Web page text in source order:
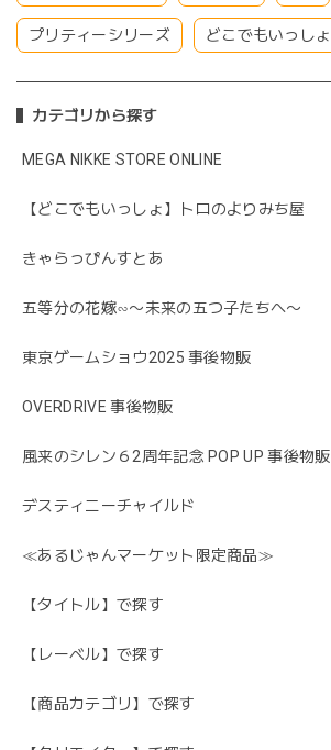
プリティーシリーズ どこでもいっしょ
カテゴリから探す
MEGA NIKKE STORE ONLINE
【どこでもいっしょ】トロのよりみち屋
きゃらっぴんすとあ
五等分の花嫁∽〜未来の五つ子たちへ〜
東京ゲームショウ2025 事後物販
OVERDRIVE 事後物販
風来のシレン６2周年記念 POP UP 事後物販
デスティニーチャイルド
≪あるじゃんマーケット限定商品≫
【タイトル】で探す
【レーベル】で探す
【商品カテゴリ】で探す